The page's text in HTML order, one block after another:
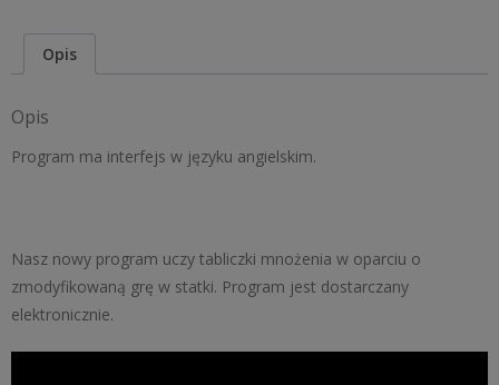
Opis
Opis
Program ma interfejs w języku angielskim.
Nasz nowy program uczy tabliczki mnożenia w oparciu o
zmodyfikowaną grę w statki. Program jest dostarczany
elektronicznie.